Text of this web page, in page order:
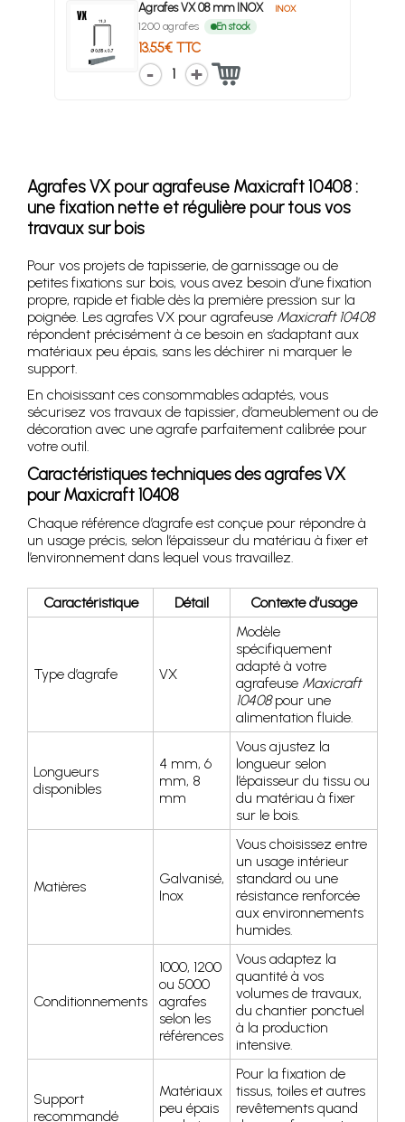
Agrafes VX 08 mm INOX INOX
1200 agrafes En stock
13.55€ TTC
1
Agrafes VX pour agrafeuse Maxicraft 10408 :
une fixation nette et régulière pour tous vos
travaux sur bois
Pour vos projets de tapisserie, de garnissage ou de
petites fixations sur bois, vous avez besoin d’une fixation
propre, rapide et fiable dès la première pression sur la
poignée. Les agrafes VX pour agrafeuse Maxicraft 10408
répondent précisément à ce besoin en s’adaptant aux
matériaux peu épais, sans les déchirer ni marquer le
support.
En choisissant ces consommables adaptés, vous
sécurisez vos travaux de tapissier, d’ameublement ou de
décoration avec une agrafe parfaitement calibrée pour
votre outil.
Caractéristiques techniques des agrafes VX
pour Maxicraft 10408
Chaque référence d’agrafe est conçue pour répondre à
un usage précis, selon l’épaisseur du matériau à fixer et
l’environnement dans lequel vous travaillez.
Caractéristique Détail Contexte d’usage
Type d’agrafe VX
Modèle
spécifiquement
adapté à votre
agrafeuse Maxicraft
10408pour une
alimentation fluide.
Longueurs
disponibles
4 mm, 6
mm, 8
mm
Vous ajustez la
longueur selon
l’épaisseur du tissu ou
du matériau à fixer
sur le bois.
Matières
Galvanisé,
Inox
Vous choisissez entre
un usage intérieur
standard ou une
résistance renforcée
aux environnements
humides.
Conditionnements
1000, 1200
ou 5000
agrafes
selon les
références
Vous adaptez la
quantité à vos
volumes de travaux,
du chantier ponctuel
à la production
intensive.
Support
recommandé
Matériaux
peu épais
Pour la fixation de
tissus, toiles et autres
revêtements quand